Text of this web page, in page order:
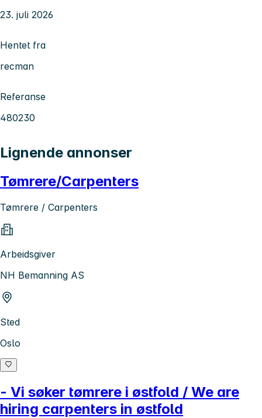
23. juli 2026
Hentet fra
recman
Referanse
480230
Lignende annonser
Tømrere/Carpenters
Tømrere / Carpenters
Arbeidsgiver
NH Bemanning AS
Sted
Oslo
- Vi søker tømrere i østfold / We are
hiring carpenters in østfold